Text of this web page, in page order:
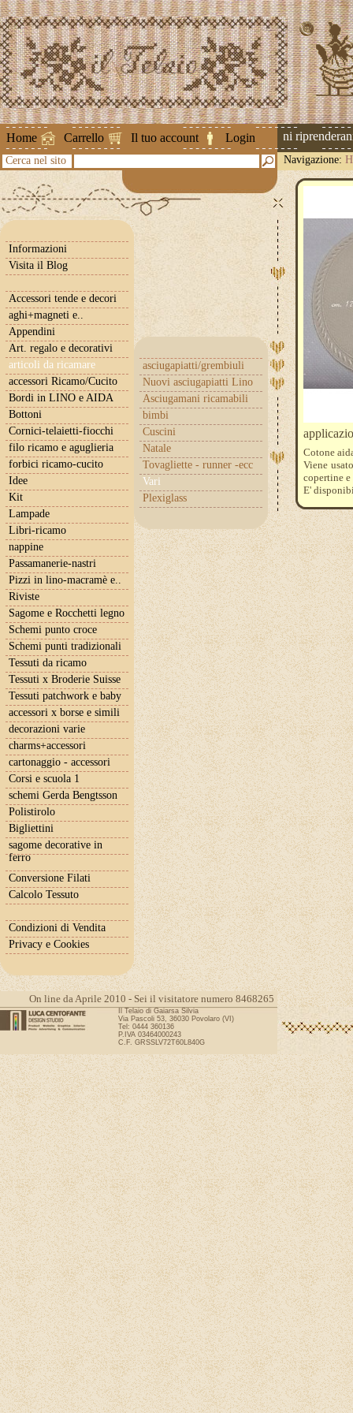
Home Carrello Il tuo account Login
Attenzione ! Le spedizioni
Cerca nel sito Navigazione:
Informazioni
Visita il Blog
Accessori tende e decori
aghi+magneti e..
Appendini
Art. regalo e decorativi
articoli da ricamare
asciugapiatti/grembiuli
Nuovi asciugapiatti Lino
Asciugamani ricamabili
bimbi
Cuscini
Natale
Tovagliette - runner -ecc
Vari
Plexiglass
accessori Ricamo/Cucito
Bordi in LINO e AIDA
Bottoni
Cornici-telaietti-fiocchi
filo ricamo e aguglieria
forbici ricamo-cucito
Idee
Kit
Lampade
Libri-ricamo
nappine
Passamanerie-nastri
Pizzi in lino-macramè e..
Riviste
Sagome e Rocchetti legno
Schemi punto croce
Schemi punti tradizionali
Tessuti da ricamo
Tessuti x Broderie Suisse
Tessuti patchwork e baby
accessori x borse e simili
decorazioni varie
charms+accessori
cartonaggio - accessori
Corsi e scuola 1
schemi Gerda Bengtsson
Polistirolo
Bigliettini
sagome decorative in
ferro
Conversione Filati
Calcolo Tessuto
Condizioni di Vendita
Privacy e Cookies
Cotone
Viene
copertine
E'
On line da Aprile 2010 - Sei il visitatore numero 8468265
Il Telaio di Gaiarsa Silvia
Via Pascoli 53, 36030 Povolaro (VI)
Tel: 0444 360136
P.IVA 03464000243
C.F. GRSSLV72T60L840G